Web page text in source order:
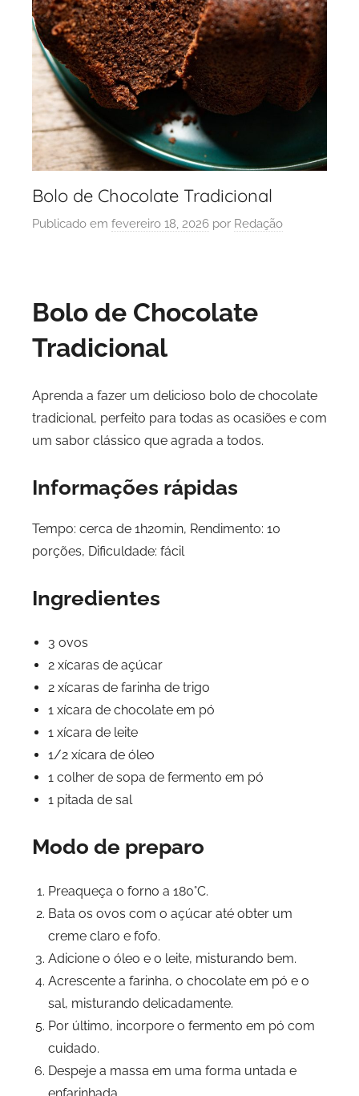
Bolo de Chocolate Tradicional
Publicado em fevereiro 18, 2026 por Redação
Bolo de Chocolate
Tradicional
Aprenda a fazer um delicioso bolo de chocolate
tradicional, perfeito para todas as ocasiões e com
um sabor clássico que agrada a todos.
Informações rápidas
Tempo: cerca de 1h20min, Rendimento: 10
porções, Dificuldade: fácil
Ingredientes
3 ovos
2 xícaras de açúcar
2 xícaras de farinha de trigo
1 xícara de chocolate em pó
1 xícara de leite
1/2 xícara de óleo
1 colher de sopa de fermento em pó
1 pitada de sal
Modo de preparo
Preaqueça o forno a 180°C.
Bata os ovos com o açúcar até obter um
creme claro e fofo.
Adicione o óleo e o leite, misturando bem.
Acrescente a farinha, o chocolate em pó e o
sal, misturando delicadamente.
Por último, incorpore o fermento em pó com
cuidado.
Despeje a massa em uma forma untada e